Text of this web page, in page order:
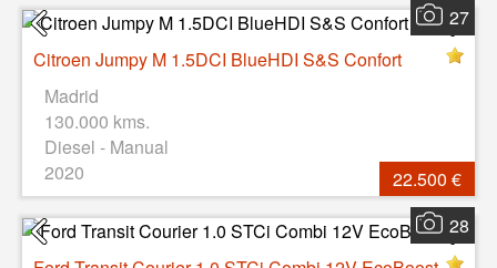
27
Citroen Jumpy M 1.5DCI BlueHDI S&S Confort
Madrid
130.000 kms.
Diesel - Manual
2020
22.500 €
28